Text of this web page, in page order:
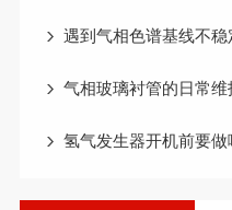
遇到气相色谱基线不稳
气相玻璃衬管的日常维
氢气发生器开机前要做